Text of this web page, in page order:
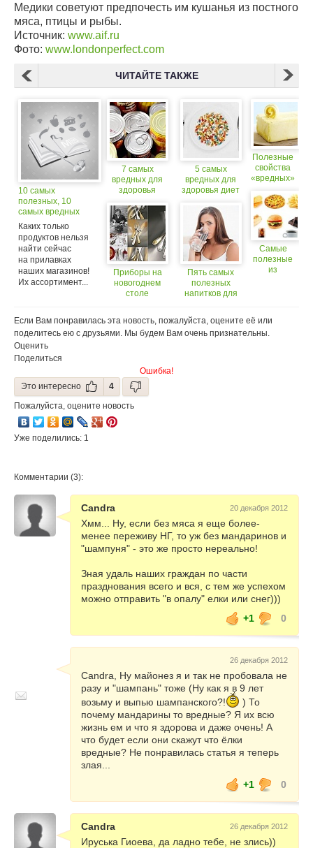
Медики советуют предпочесть им кушанья из постного
мяса, птицы и рыбы.
Источник: www.aif.ru
Фото: www.londonperfect.com
ЧИТАЙТЕ ТАКЖЕ
10 самых
полезных, 10
самых вредных
продуктов
Каких только
продуктов нельзя
найти сейчас
на прилавках
наших магазинов!
Их ассортимент...
7 самых
вредных для
здоровья
Приборы на
новогоднем
столе
5 самых
вредных для
здоровья диет
Пять самых
полезных
напитков для
Полезные
свойства
«вредных»
Самые
полезные
из
Если Вам понравилась эта новость, пожалуйста, оцените её или
поделитесь ею с друзьями. Мы будем Вам очень признательны.
Оценить
Поделиться
Ошибка!
Это интересно
4
Пожалуйста, оцените новость
Уже поделились: 1
Комментарии (3):
Candra 20 декабря 2012
Хмм... Ну, если без мяса я еще более-
менее переживу НГ, то уж без мандаринов и
"шампуня" - это же просто нереально!
Зная удаль наших граждан по части
празднования всего и вся, с тем же успехом
можно отправить "в опалу" елки или снег)))
+1
0
26 декабря 2012
Candra, Ну майонез я и так не пробовала не
разу и "шампань" тоже (Ну как я в 9 лет
возьму и выпью шампанского?!
) То
почему мандарины то вредные? Я их всю
жизнь ем и что я здорова и даже очень! А
что будет если они скажут что ёлки
вредные? Не понравилась статья я теперь
злая...
+1
0
Candra 26 декабря 2012
Ируська Гиоева, да ладно тебе, не злись))